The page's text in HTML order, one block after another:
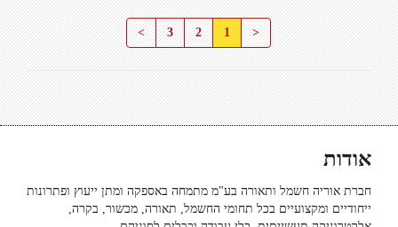
<
1
2
3
>
אודות
חברת אוריה חשמל ותאורה בע"מ מתמחה באספקה ומתן ייעוץ ופתרונות
ייחודיים ומקצועיים בכל תחומי החשמל, תאורה, מכשור, בקרה,